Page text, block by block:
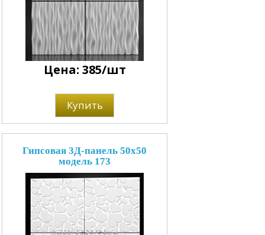
Цена: 385/шт
Купить
Гипсовая 3Д-панель 50x50
модель 173